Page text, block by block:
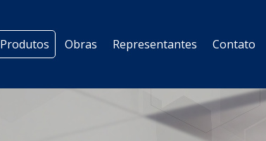
Produtos Obras Representantes Contato